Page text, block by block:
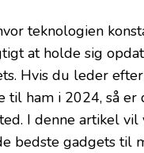
teknologien
at holde sig
Hvis du leder
til ham i 2024, så er
I denne artikel vil
bedste gadgets til